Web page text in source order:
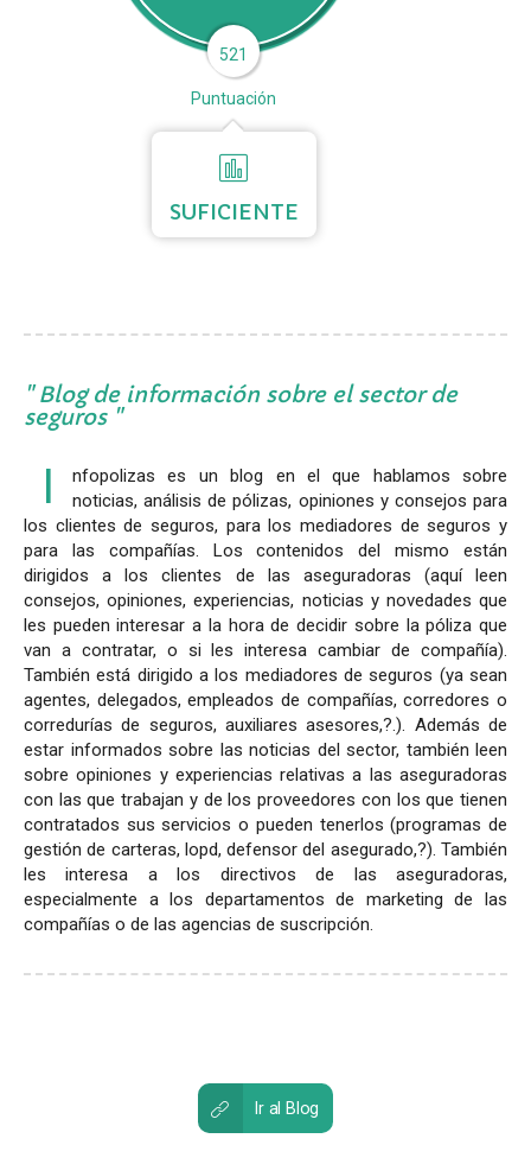
521
Puntuación
SUFICIENTE
Blog de información sobre el sector de
seguros
I
nfopolizas es un blog en el que hablamos sobre
noticias, análisis de pólizas, opiniones y consejos para
los clientes de seguros, para los mediadores de seguros y
para las compañías. Los contenidos del mismo están
dirigidos a los clientes de las aseguradoras (aquí leen
consejos, opiniones, experiencias, noticias y novedades que
les pueden interesar a la hora de decidir sobre la póliza que
van a contratar, o si les interesa cambiar de compañía).
También está dirigido a los mediadores de seguros (ya sean
agentes, delegados, empleados de compañías, corredores o
corredurías de seguros, auxiliares asesores,?.). Además de
estar informados sobre las noticias del sector, también leen
sobre opiniones y experiencias relativas a las aseguradoras
con las que trabajan y de los proveedores con los que tienen
contratados sus servicios o pueden tenerlos (programas de
gestión de carteras, lopd, defensor del asegurado,?). También
les interesa a los directivos de las aseguradoras,
especialmente a los departamentos de marketing de las
compañías o de las agencias de suscripción.
Ir al Blog